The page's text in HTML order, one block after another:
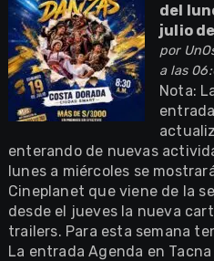
del
julio
por
a las
Nota:
enterando de nuevas
lunes a miércoles se
Cineplanet que viene de la
desde el jueves la nueva
trailers. Para esta semana
La entrada Agenda en